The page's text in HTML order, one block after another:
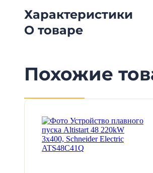
Характеристики
О товаре
Похожие